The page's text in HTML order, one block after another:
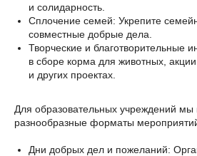
и солидарность.
Сплочение семей: Укрепите
совместные добрые дела.
Творческие и благотворительные
в сборе корма для животных,
и других проектах.
Для образовательных учреждений мы
разнообразные форматы
Дни добрых дел и пожеланий: